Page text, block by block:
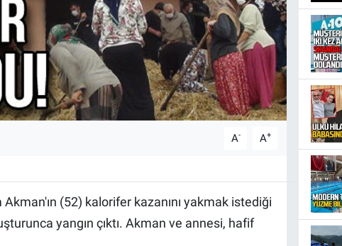
A- A+
(52) kalorifer kazanını yakmak istediği
yangın çıktı. Akman ve annesi, hafif